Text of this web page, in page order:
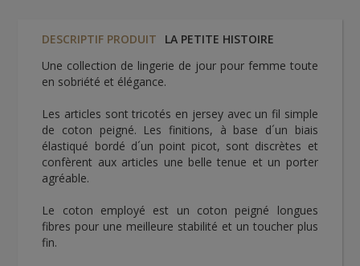
DESCRIPTIF PRODUIT
LA PETITE HISTOIRE
Une collection de lingerie de jour pour femme toute
en sobriété et élégance.
Les articles sont tricotés en jersey avec un fil simple
de coton peigné. Les finitions, à base d´un biais
élastiqué bordé d´un point picot, sont discrètes et
confèrent aux articles une belle tenue et un porter
agréable.
Le coton employé est un coton peigné longues
fibres pour une meilleure stabilité et un toucher plus
fin.